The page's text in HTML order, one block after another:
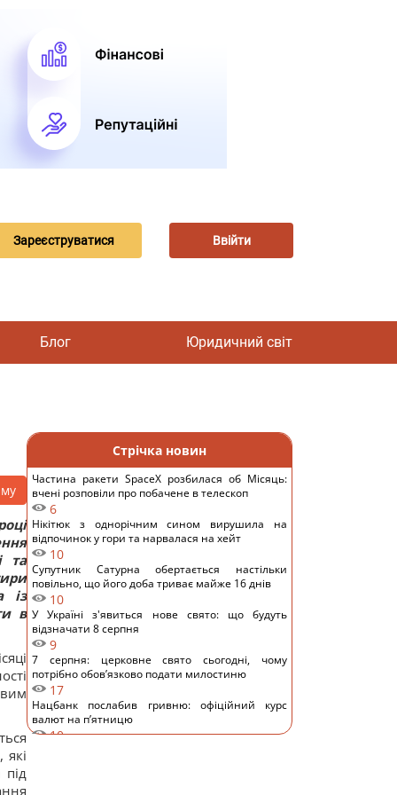
Зареєструватися Ввійти
Блог Юридичний світ
та
із
в
під
Стрічка новин
Частина ракети SpaceX розбилася об Місяць:
вчені розповіли про побачене в телескоп
6
Нікітюк з однорічним сином вирушила на
відпочинок у гори та нарвалася на хейт
10
Супутник Сатурна обертається настільки
повільно, що його доба триває майже 16 днів
10
У Україні з'явиться нове свято: що будуть
відзначати 8 серпня
9
7 серпня: церковне свято сьогодні, чому
потрібно обов’язково подати милостиню
17
Нацбанк послабив гривню: офіційний курс
валют на п’ятницю
10